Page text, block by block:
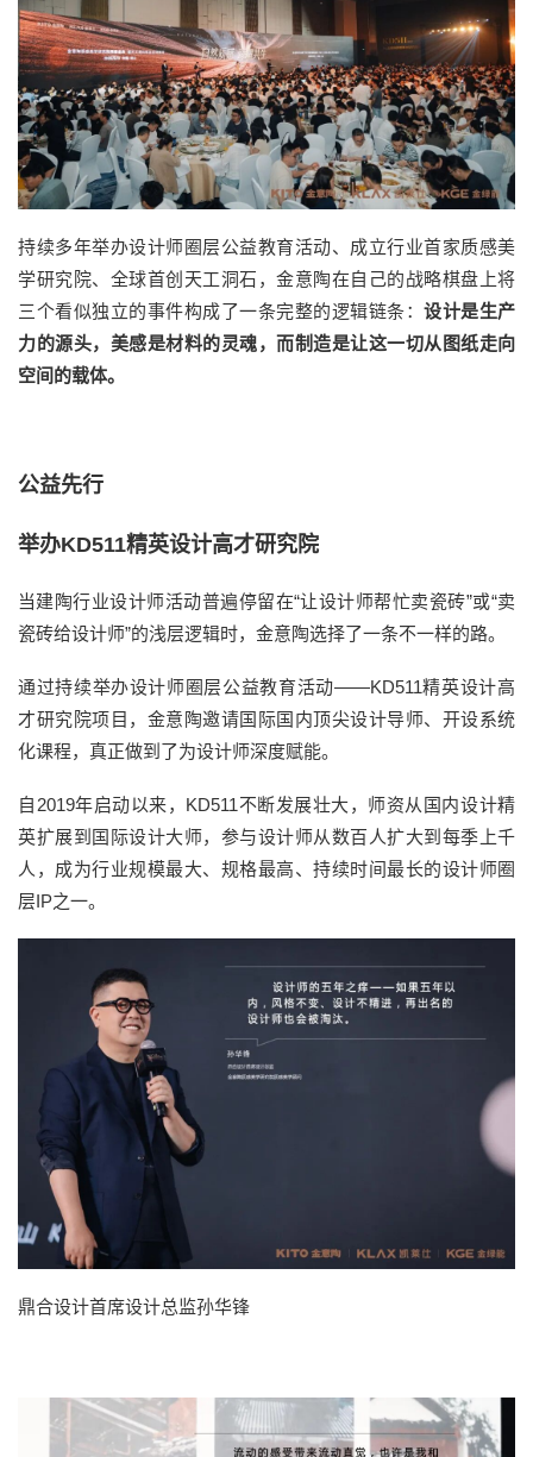
持续多年举办设计师圈层公益教育活动、 成立行业首家质感美
学研究院、全球首创天工洞石 ， 金意陶在自己的战略棋盘上将
三个看似独立的事件构成了一条完整的逻辑链条： 设计是生产
力的源头，美感是材料的灵魂，而制造是让这一切从图纸走向
空间的载体。
公益先行
举办KD511精英设计高才研究院
当建陶行业设计师活动普遍停留在“让设计师帮忙卖瓷砖”或“卖
瓷砖给设计师”的浅层逻辑时，金意陶选择了一条不一样的路。
通过持续举办设计师圈层公益教育活动——KD511精英设计高
才研究院项目， 金意陶邀请国际国内顶尖设计导师、 开设系统
化课程， 真正做到了为设计师深度赋能。
自 2019年启动以来， KD511不断发展壮大， 师资从国内设计精
英扩展到国际设计大师，参与设计师从数百人扩大到每季上千
人，成为行业规模最大、规格最高、持续时间最长的设计师圈
层IP之一。
鼎合设计首席设计总监孙华锋